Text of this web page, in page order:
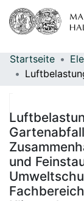
Bereiche &
Startseite
und